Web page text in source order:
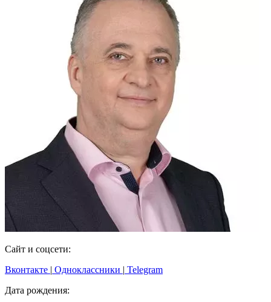
Сайт и соцсети:
Вконтакте | Одноклассники | Telegram
Дата рождения: